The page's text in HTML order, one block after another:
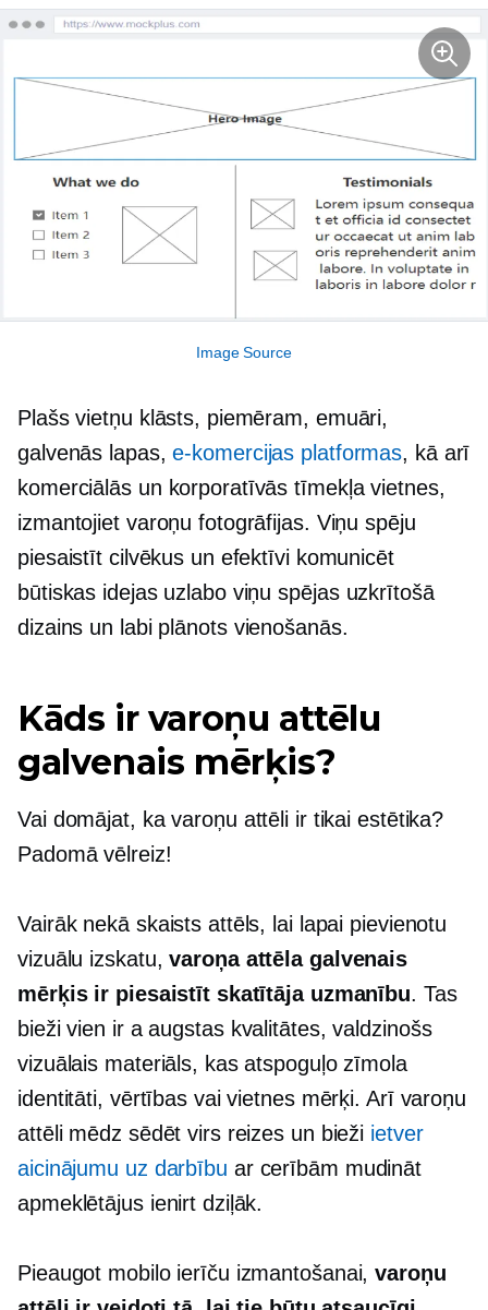
Image Source
Plašs vietņu klāsts, piemēram, emuāri,
galvenās lapas,e-komercijas platformas, kā arī
komerciālās un korporatīvās tīmekļa vietnes,
izmantojiet varoņu fotogrāfijas. Viņu spēju
piesaistīt cilvēkus un efektīvi komunicēt
būtiskas idejas uzlabo viņu spējas uzkrītošā
dizains un labi plānotsvienošanās.
Kāds ir varoņu attēlu
galvenais mērķis?
Vai domājat, ka varoņu attēli ir tikai estētika?
Padomā vēlreiz!
Vairāk nekā skaists attēls, lai lapai pievienotu
vizuālu izskatu,varoņa attēla galvenais
mērķis ir piesaistīt skatītāja uzmanību. Tas
bieži vien ir aaugstas kvalitātes, valdzinošs
vizuālais materiāls, kas atspoguļo zīmola
identitāti, vērtības vai vietnes mērķi. Arī varoņu
attēli mēdz sēdēt virs reizes un bieži ietver
aicinājumu uz darbību ar cerībām mudināt
apmeklētājus ienirt dziļāk.
Pieaugot mobilo ierīču izmantošanai,varoņu